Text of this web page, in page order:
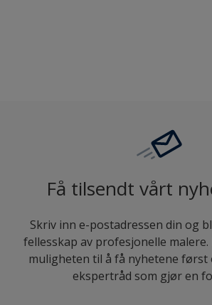
Få tilsendt vårt
Skriv inn e-postadressen din og
fellesskap av profesjonelle
muligheten til å få nyhetene først
ekspertråd som gjør en